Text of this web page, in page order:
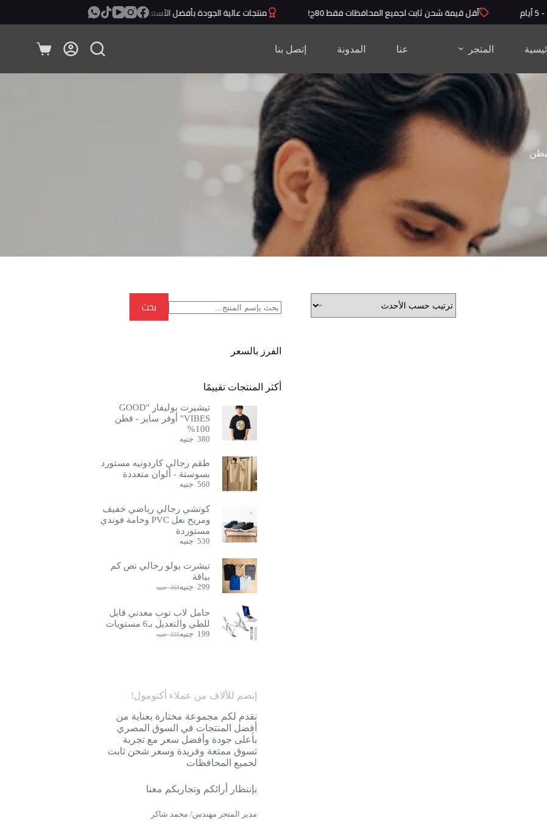
أقل قيمة شحن ثابت لجميع المحافظات فقط 80ج! منتجات عالية الجودة بأفضل الأسعار معاينة ودفع عند الإستلام!
المتجر عنا المدونة إتصل بنا
عربة
بحث
الفرز بالسعر
أكثر المنتجات تقييمًا
تيشيرت بوليفار "GOOD
VIBES" أوفر سايز - قطن
100%
380 جنيه
طقم رجالي كاردونيه مستورد
بسوستة - ألوان متعددة
560 جنيه
كوتشي رجالي رياضي خفيف
ومريح نعل PVC وخامة فوندي
مستوردة
530 جنيه
تيشرت بولو رجالي نص كم
بياقة
363 جنيهالسعر
هو:
جنيه.
299 جنيهالسعر
هو:
جنيه.
حامل لاب توب معدني قابل
للطي والتعديل بـ6 مستويات
225 جنيهالسعر
199 جنيهالسعر
إنضم للألاف من عملاء أكتومول!
نقدم لكم مجموعة مختارة بعناية من
أفضل المنتجات في السوق المصري
بأعلى جودة وأفضل سعر مع تجربة
تسوق ممتعة وفريدة وسعر شحن ثابت
لجميع المحافظات
بإنتظار أرائكم وتجاربكم معنا
مدير المتجر مهندس/ محمد شاكر